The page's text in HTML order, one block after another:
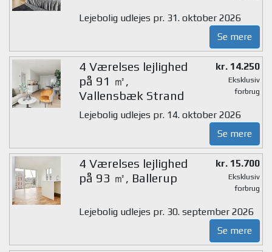
Lejebolig udlejes pr. 31. oktober 2026
Se mere
4 Værelses lejlighed
på 91 ㎡,
Vallensbæk Strand
kr. 14.250
Eksklusiv
forbrug
Lejebolig udlejes pr. 14. oktober 2026
Se mere
4 Værelses lejlighed
på 93 ㎡, Ballerup
kr. 15.700
Eksklusiv
forbrug
Lejebolig udlejes pr. 30. september 2026
Se mere